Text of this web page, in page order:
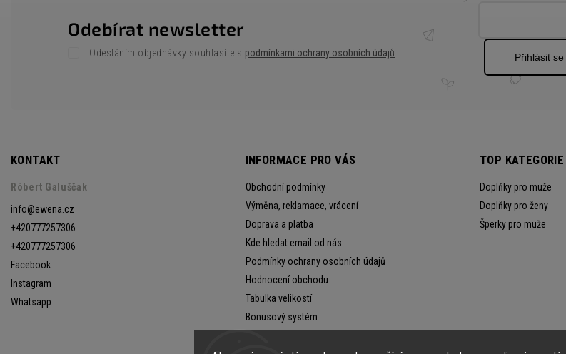
KONTAKT
Róbert Galuščak
info@ewena.cz
+420777257306
+420777257306
Facebook
Instagram
Whatsapp
INFORMACE PRO VÁS
Obchodní podmínky
Výměna, reklamace, vrácení
Doprava a platba
Kde hledat email od nás
Podmínky ochrany osobních údajů
Hodnocení obchodu
Tabulka velikostí
Bonusový systém
Odebírat newsletter
Odesláním objednávky souhlasíte s podmínkami ochrany osobních údajů Přihlásit se
TOP KATEGORIE
Doplňky pro muže
Doplňky pro ženy
Šperky pro muže